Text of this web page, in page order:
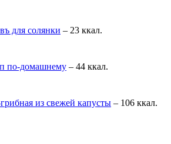
для солянки – 23 ккал.
по-домашнему – 44 ккал.
из свежей капусты – 106 ккал.